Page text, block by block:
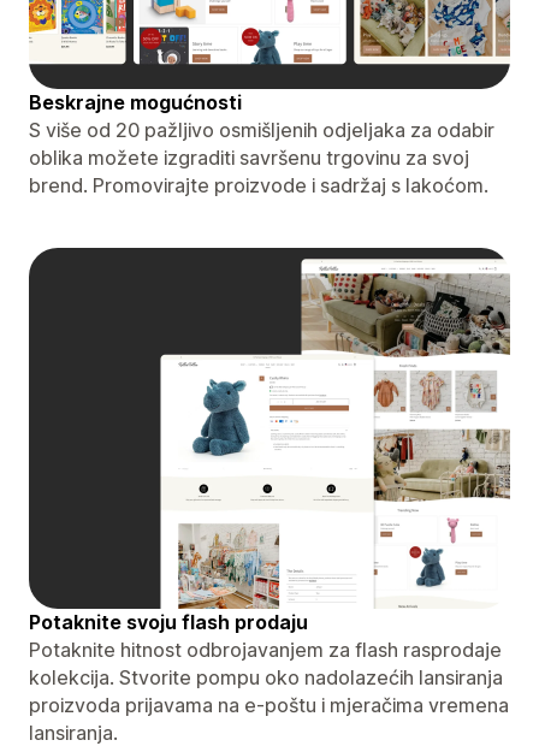
Beskrajne mogućnosti
S više od 20 pažljivo osmišljenih odjeljaka za odabir
oblika možete izgraditi savršenu trgovinu za svoj
brend. Promovirajte proizvode i sadržaj s lakoćom.
Potaknite svoju flash prodaju
Potaknite hitnost odbrojavanjem za flash rasprodaje
kolekcija. Stvorite pompu oko nadolazećih lansiranja
proizvoda prijavama na e-poštu i mjeračima vremena
lansiranja.